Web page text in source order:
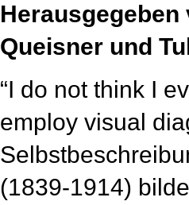
Herausgegeben
Queisner und
“I do not think I
employ visual
(1839-1914)